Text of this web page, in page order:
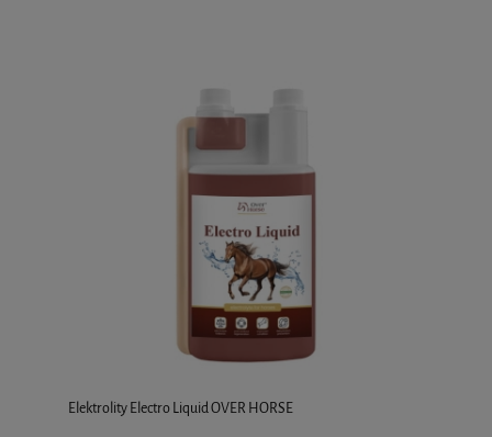
Elektrolity Electro Liquid OVER HORSE